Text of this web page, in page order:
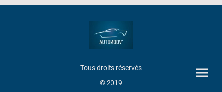
Tous droits réservés
© 2019